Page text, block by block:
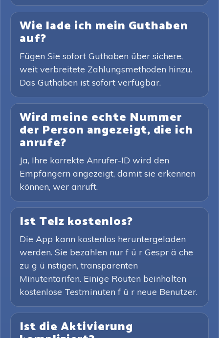
Wie lade ich mein Guthaben
auf?
Fügen Sie sofort Guthaben über sichere,
weit verbreitete Zahlungsmethoden hinzu.
Das Guthaben ist sofort verfügbar.
Wird meine echte Nummer
der Person angezeigt, die ich
anrufe?
Ja, Ihre korrekte Anrufer-ID wird den
Empfängern angezeigt, damit sie erkennen
können, wer anruft.
Ist Telz kostenlos?
Die App kann kostenlos heruntergeladen
werden. Sie bezahlen nur f ü r Gespr ä che
zu g ü nstigen, transparenten
Minutentarifen. Einige Routen beinhalten
kostenlose Testminuten f ü r neue Benutzer.
Ist die Aktivierung